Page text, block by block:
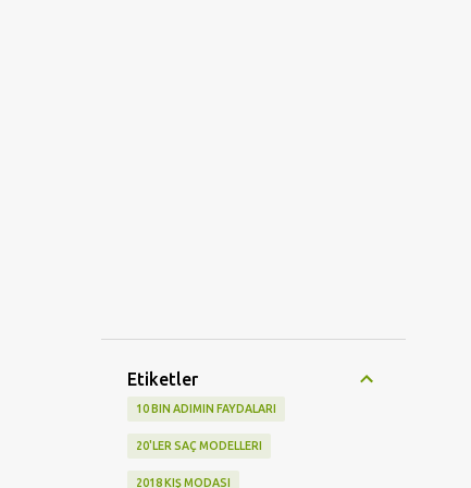
Etiketler
10 BIN ADIMIN FAYDALARI
20'LER SAÇ MODELLERI
2018 KIŞ MODASI